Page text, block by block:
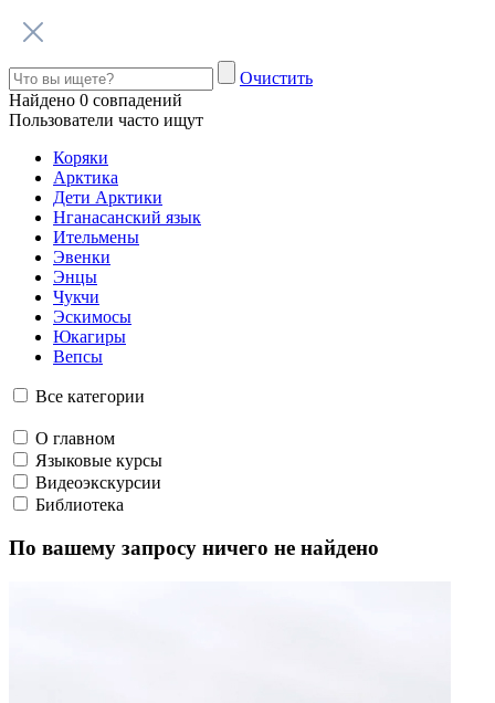
Очистить
Найдено 0 совпадений
Пользователи часто ищут
Коряки
Арктика
Дети Арктики
Нганасанский язык
Ительмены
Эвенки
Энцы
Чукчи
Эскимосы
Юкагиры
Вепсы
Все категории
О главном
Языковые курсы
Видеоэкскурсии
Библиотека
По вашему запросу ничего не найдено